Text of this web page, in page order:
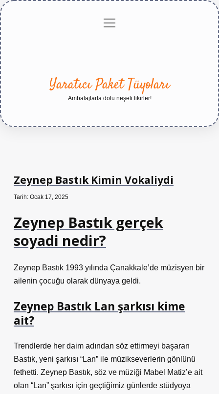
Gizlilikmenüyü
Yaratıcı Paket Tüyoları
Ambalajlarla dolu neşeli fikirler!
Zeynep Bastık Kimin Vokaliydi
Tarih: Ocak 17, 2025
Zeynep Bastık gerçek
soyadi nedir?
Zeynep Bastık 1993 yılında Çanakkale’de müzisyen bir
ailenin çocuğu olarak dünyaya geldi.
Zeynep Bastık Lan şarkısı kime
ait?
Trendlerde her daim adından söz ettirmeyi başaran
Bastık, yeni şarkısı “Lan” ile müzikseverlerin gönlünü
fethetti. Zeynep Bastık, söz ve müziği Mabel Matiz’e ait
olan “Lan” şarkısı için geçtiğimiz günlerde stüdyoya